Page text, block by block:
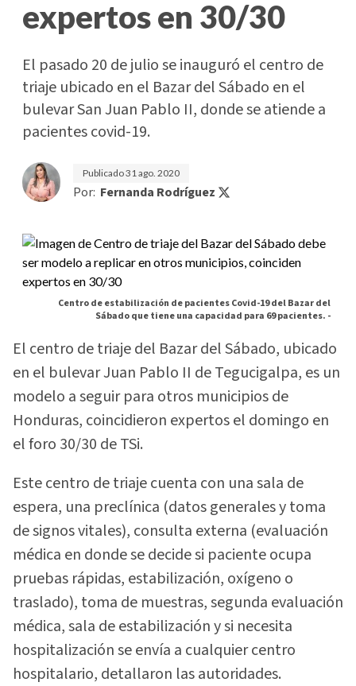
expertos en 30/30
El pasado 20 de julio se inauguró el centro de
triaje ubicado en el Bazar del Sábado en el
bulevar San Juan Pablo II, donde se atiende a
pacientes covid-19.
Publicado31 ago. 2020
Por: Fernanda Rodríguez
Centro de estabilización de pacientes Covid-19 del Bazar del
Sábado que tiene una capacidad para 69 pacientes. -
El centro de triaje del Bazar del Sábado, ubicado
en el bulevar Juan Pablo II de Tegucigalpa, es un
modelo a seguir para otros municipios de
Honduras, coincidieron expertos el domingo en
el foro 30/30 de TSi.
Este centro de triaje cuenta con una sala de
espera, una preclínica (datos generales y toma
de signos vitales), consulta externa (evaluación
médica en donde se decide si paciente ocupa
pruebas rápidas, estabilización, oxígeno o
traslado), toma de muestras, segunda evaluación
médica, sala de estabilización y si necesita
hospitalización se envía a cualquier centro
hospitalario, detallaron las autoridades.